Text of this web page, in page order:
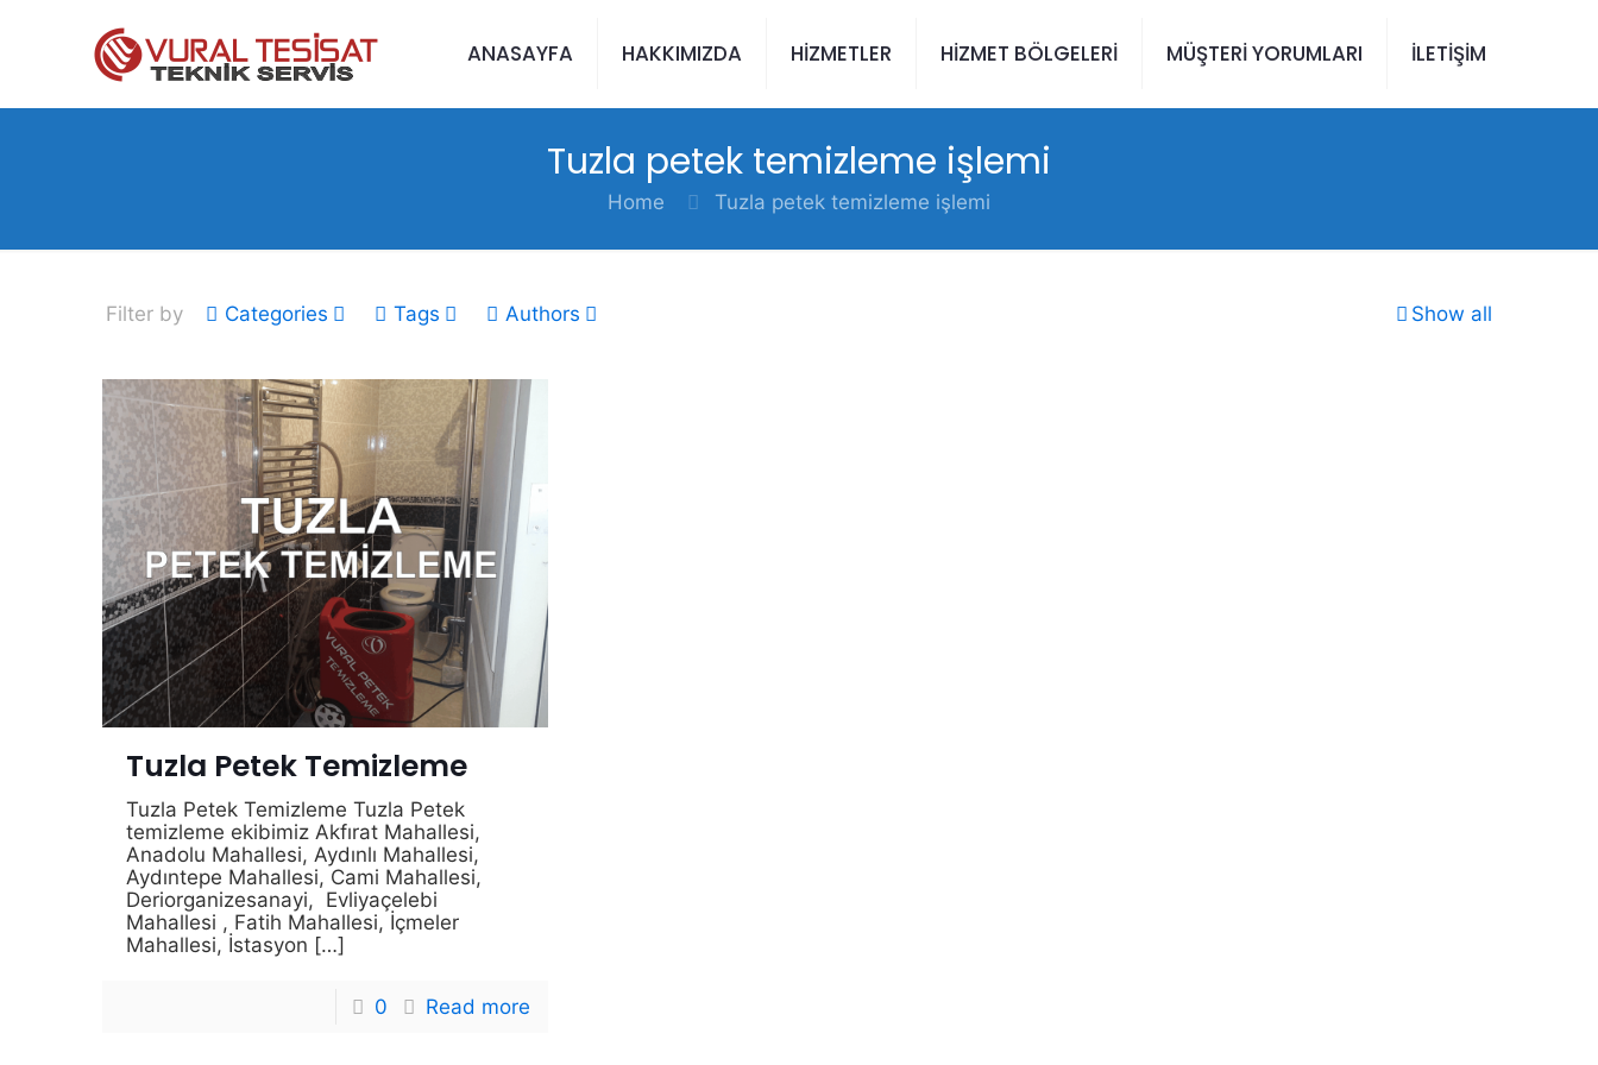
ANASAYFA HAKKIMIZDA HİZMETLER HİZMET BÖLGELERİ MÜŞTERİ YORUMLARI İLETİŞİM
Tuzla petek temizleme işlemi
Home Tuzla petek temizleme işlemi
Filter by Categories Tags Authors Show all
Tuzla Petek Temizleme
Tuzla Petek Temizleme Tuzla Petek
temizleme ekibimiz Akfırat Mahallesi,
Anadolu Mahallesi, Aydınlı Mahallesi,
Aydıntepe Mahallesi, Cami Mahallesi,
Deriorganizesanayi, Evliyaçelebi
Mahallesi , Fatih Mahallesi, İçmeler
Mahallesi, İstasyon […]
0 Read more